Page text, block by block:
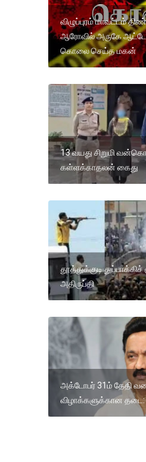
விழுப்புரம் மாவட்டம்
ஆரோவில் அருகே
கொலை செய்த மகன்
13 வயது சிறுமி
கள்ளக்காதலன் கைது
தூத்துக்குடி
அதிருப்தி
அக்டோபர் 31ம் தேதி
விழாக்களுக்கான தடை: